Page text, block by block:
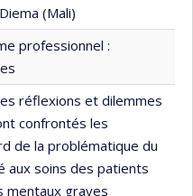
(Mali)
professionnel :
réflexions et dilemmes
confrontés les
de la problématique du
aux soins des patients
mentaux graves